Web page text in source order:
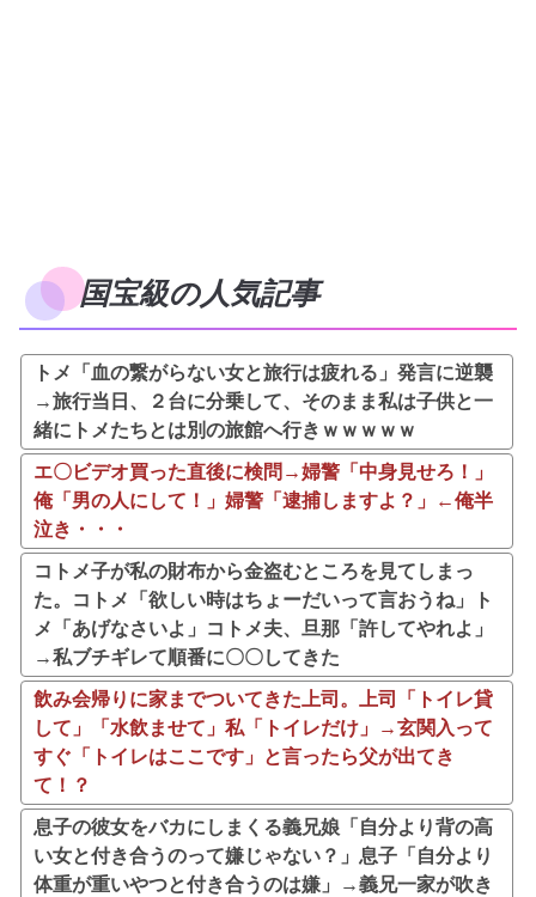
国宝級の人気記事
トメ「血の繋がらない女と旅行は疲れる」発言に逆襲
→旅行当日、２台に分乗して、そのまま私は子供と一
緒にトメたちとは別の旅館へ行きｗｗｗｗｗ
エ〇ビデオ買った直後に検問→婦警「中身見せろ！」
俺「男の人にして！」婦警「逮捕しますよ？」←俺半
泣き・・・
コトメ子が私の財布から金盗むところを見てしまっ
た。コトメ「欲しい時はちょーだいって言おうね」ト
メ「あげなさいよ」コトメ夫、旦那「許してやれよ」
→私ブチギレて順番に〇〇してきた
飲み会帰りに家までついてきた上司。上司「トイレ貸
して」「水飲ませて」私「トイレだけ」→玄関入って
すぐ「トイレはここです」と言ったら父が出てき
て！？
息子の彼女をバカにしまくる義兄娘「自分より背の高
い女と付き合うのって嫌じゃない？」息子「自分より
体重が重いやつと付き合うのは嫌」→義兄一家が吹き